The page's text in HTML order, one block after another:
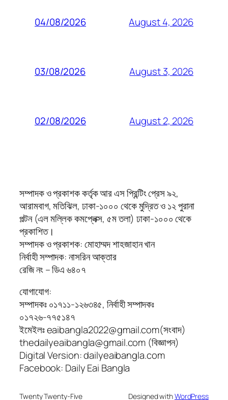
04/08/2026 August 4, 2026
03/08/2026 August 3, 2026
02/08/2026 August 2, 2026
সম্পাদক ও প্রকাশক কর্তৃক আর এস প্রিন্টিং প্রেস ৯২,
আরামবাগ, মতিঝিল, ঢাকা-১০০০ থেকে মুদ্রিত ও ১২ পুরানা
পল্টন (এল মল্লিক কমপ্লেক্স, ৫ম তলা) ঢাকা-১০০০ থেকে
প্রকাশিত।
সম্পাদক ও প্রকাশক: মোহাম্মদ শাহজাহান খান
নির্বাহী সম্পাদক: নাসরিন আক্তার
রেজি নং – ডিএ ৬৪০৭
যোগাযোগ:
সম্পাদকঃ ০১৭১১-১২৬৩৪৫, নির্বাহী সম্পাদকঃ
০১৭২৬-৭৭৫১৪৭
ইমেইলঃ eaibangla2022@gmail.com(সংবাদ)
thedailyeaibangla@gmail.com (বিজ্ঞাপন)
Digital Version: dailyeaibangla.com
Facebook: Daily Eai Bangla
Twenty Twenty-Five Designed withWordPress